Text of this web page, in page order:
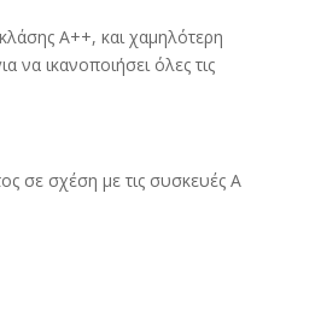
Α++, και χαμηλότερη
να ικανοποιήσει όλες τις
σε σχέση με τις συσκευές Α